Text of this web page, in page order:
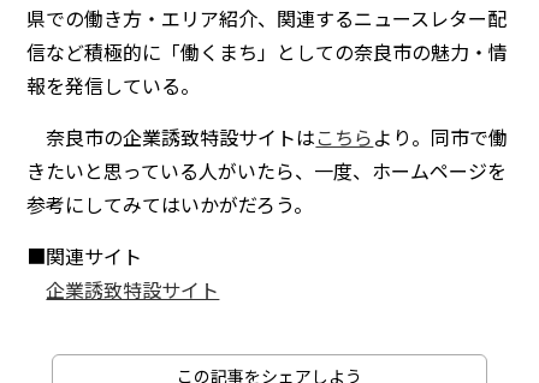
県での働き方・エリア紹介、関連するニュースレター配
信など積極的に「働くまち」としての奈良市の魅力・情
報を発信している。
奈良市の企業誘致特設サイトはこちらより。同市で働
きたいと思っている人がいたら、一度、ホームページを
参考にしてみてはいかがだろう。
■関連サイト
企業誘致特設サイト
この記事をシェアしよう